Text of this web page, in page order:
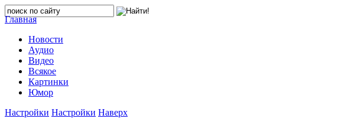
Главная
Новости
Аудио
Видео
Всякое
Картинки
Юмор
Настройки Настройки Наверх